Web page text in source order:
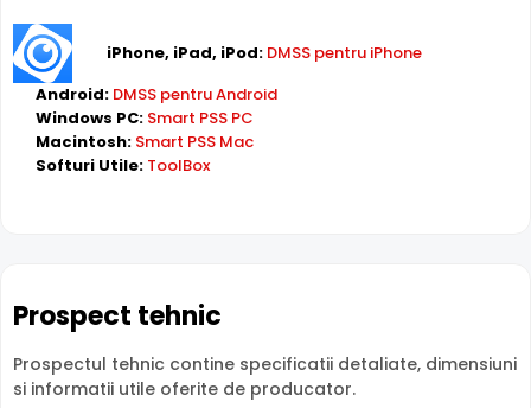
TEHNOLOGIA STARLIGHT
Camera DAHUA IPC-HFW2439S-SA-LED-0280B-S2 este
dotata cu un senzor de imagine de ultima generatie:
SONY STARVIS, ce ii ofera camerei o sensibilitate extrem
iPhone, iPad, iPod: DMSS pentru iPhone
Android: DMSS pentru Android
Windows PC: Smart PSS PC
Macintosh: Smart PSS Mac
Softuri Utile: ToolBox
Prospect tehnic
Prospectul tehnic contine specificatii detaliate, dimensiuni
si informatii utile oferite de producator.